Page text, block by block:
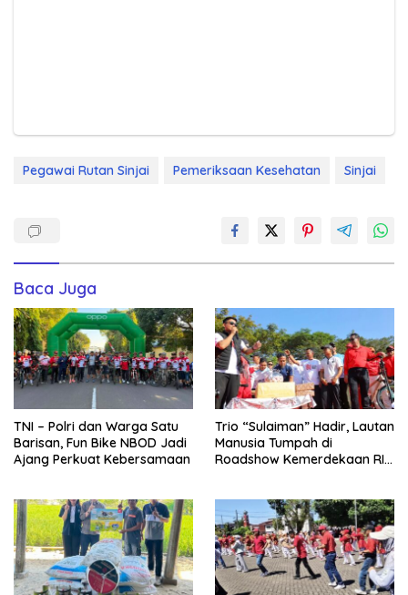
Pegawai Rutan Sinjai Pemeriksaan Kesehatan Sinjai
Baca Juga
TNI – Polri dan Warga Satu
Barisan, Fun Bike NBOD Jadi
Ajang Perkuat Kebersamaan
Trio “Sulaiman” Hadir, Lautan
Manusia Tumpah di
Roadshow Kemerdekaan RI